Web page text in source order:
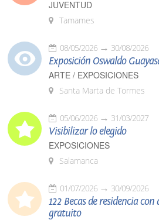
JUVENTUD
Tamames
08/05/2026 30/08/2026
Exposición Oswaldo
ARTE / EXPOSICIONES
Santa Marta de Tormes
05/06/2026 31/03/2027
Visibilizar lo elegido
EXPOSICIONES
Salamanca
01/07/2026 30/09/2026
122 Becas de residencia
gratuito